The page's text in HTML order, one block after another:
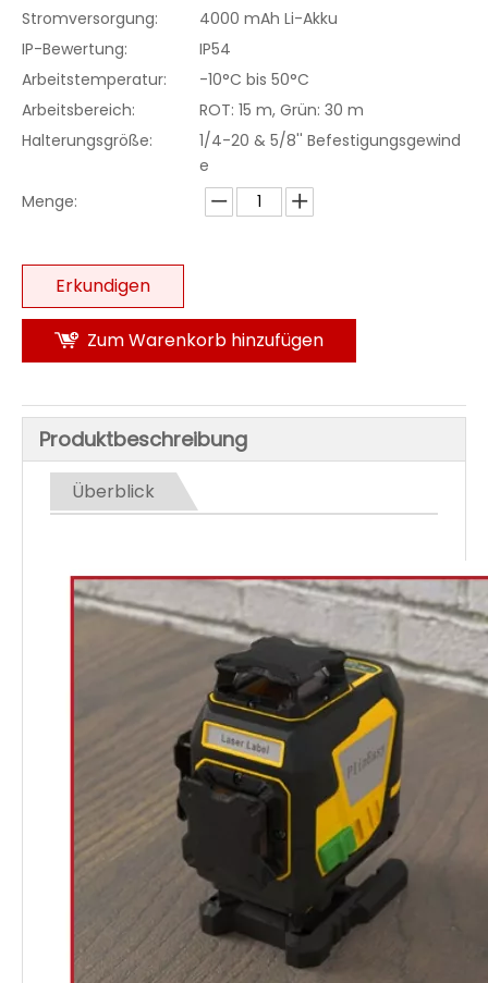
Stromversorgung:
4000 mAh Li-Akku
IP-Bewertung:
IP54
Arbeitstemperatur:
-10°C bis 50°C
Arbeitsbereich:
ROT: 15 m, Grün: 30 m
Halterungsgröße:
1/4-20 & 5/8'' Befestigungsgewind
e
Menge:
Erkundigen
Zum Warenkorb hinzufügen
Produktbeschreibung
Überblick